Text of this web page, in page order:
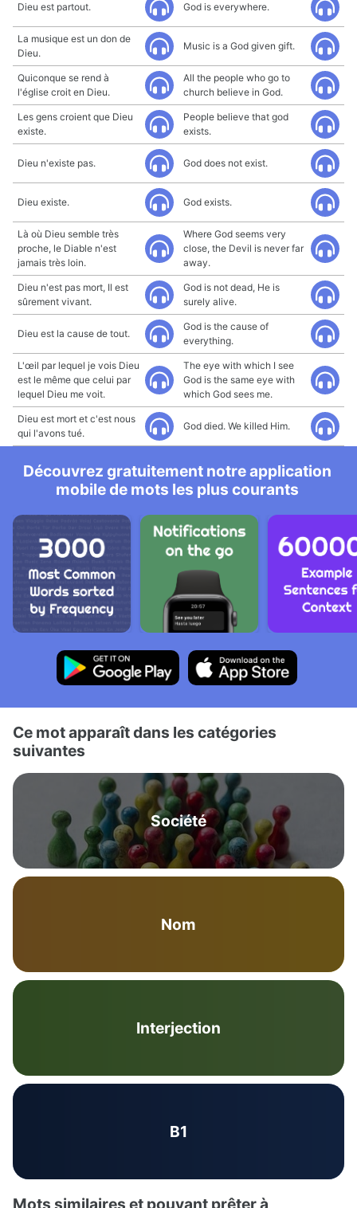
Dieu est partout. God is everywhere.
La musique est un don de
Dieu.
Music is a God given gift.
Quiconque se rend à
l'église croit en Dieu.
All the people who go to
church believe in God.
Les gens croient que Dieu
existe.
People believe that god
exists.
Dieu n'existe pas. God does not exist.
Dieu existe. God exists.
Là où Dieu semble très
proche, le Diable n'est
jamais très loin.
Where God seems very
close, the Devil is never far
away.
Dieu n'est pas mort, Il est
sûrement vivant.
God is not dead, He is
surely alive.
Dieu est la cause de tout.
God is the cause of
everything.
L'œil par lequel je vois Dieu
est le même que celui par
lequel Dieu me voit.
The eye with which I see
God is the same eye with
which God sees me.
Dieu est mort et c'est nous
qui l'avons tué.
God died. We killed Him.
Découvrez gratuitement notre application
mobile de mots les plus courants
Ce mot apparaît dans les catégories
suivantes
Société
Nom
Interjection
B1
Mots similaires et pouvant prêter à